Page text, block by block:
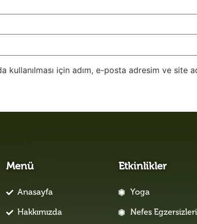
kullanılması için adım, e-posta adresim ve site
Menü
Anasayfa
Hakkımızda
Etkinlikler
Yoga
Nefes Egzersizleri